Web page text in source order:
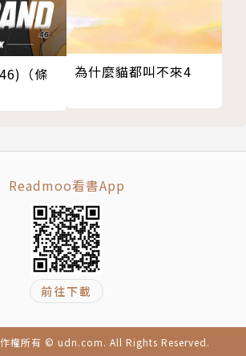
（條
為什麼貓都叫不來4
Readmoo看書App
前往下載
作權所有 © udn.com. All Rights Reserved.